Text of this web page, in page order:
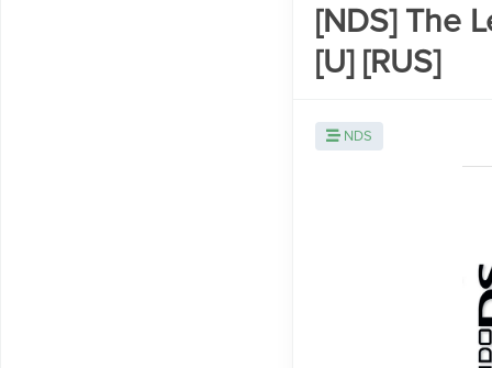
[NDS] The
[U] [RUS]
NDS